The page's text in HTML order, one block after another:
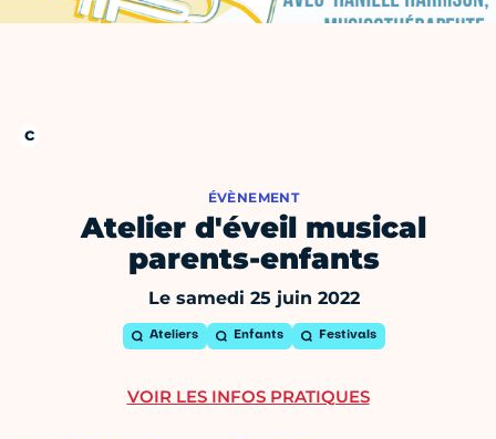
ÉVÈNEMENT
Atelier d'éveil musical
parents-enfants
Le samedi 25 juin 2022
Ateliers Enfants Festivals
VOIR LES INFOS PRATIQUES